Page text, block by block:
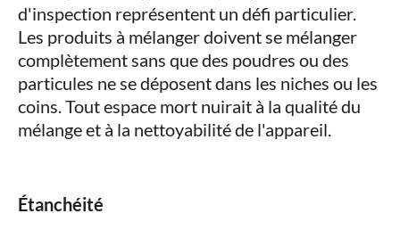
d'inspection représentent un défi particulier.
Les produits à mélanger doivent se mélanger
complètement sans que des poudres ou des
particules ne se déposent dans les niches ou les
coins. Tout espace mort nuirait à la qualité du
mélange et à la nettoyabilité de l'appareil.
Étanchéité